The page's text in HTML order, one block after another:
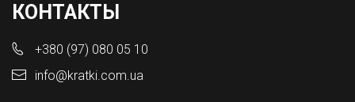
КОНТАКТЫ
+380 (97) 080 05 10
info@kratki.com.ua